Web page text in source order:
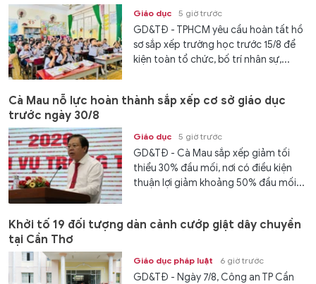
Giáo dục 5 giờ trước
GD&TĐ - TPHCM yêu cầu hoàn tất hồ
sơ sắp xếp trường học trước 15/8 để
kiện toàn tổ chức, bố trí nhân sự,...
Cà Mau nỗ lực hoàn thành sắp xếp cơ sở giáo dục
trước ngày 30/8
Giáo dục 5 giờ trước
GD&TĐ - Cà Mau sắp xếp giảm tối
thiểu 30% đầu mối, nơi có điều kiện
thuận lợi giảm khoảng 50% đầu mối...
Khởi tố 19 đối tượng dàn cảnh cướp giật dây chuyền
tại Cần Thơ
Giáo dục pháp luật 6 giờ trước
GD&TĐ - Ngày 7/8, Công an TP Cần